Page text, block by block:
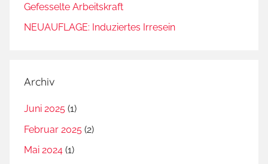
Gefesselte Arbeitskraft
NEUAUFLAGE: Induziertes Irresein
Archiv
Juni 2025 (1)
Februar 2025 (2)
Mai 2024 (1)